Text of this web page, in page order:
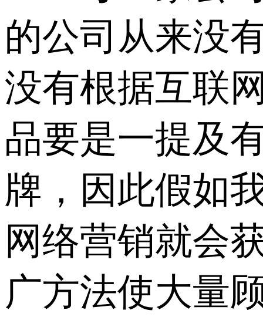
的公司从来没
没有根据互联
品要是一提及
牌，因此假如
网络营销就会
广方法使大量